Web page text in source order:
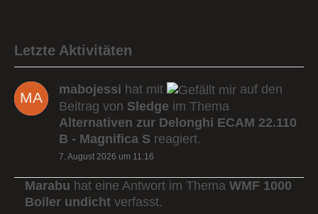
Letzte Aktivitäten
mabojessi hat mit
auf den
Beitrag von Sledge im Thema
Alternativen zur Delonghi ECAM 22.110
B - Magnifica S reagiert.
7. August 2026 um 11:16
Marabu hat eine Antwort im Thema WMF 1000
Boiler undicht verfasst.